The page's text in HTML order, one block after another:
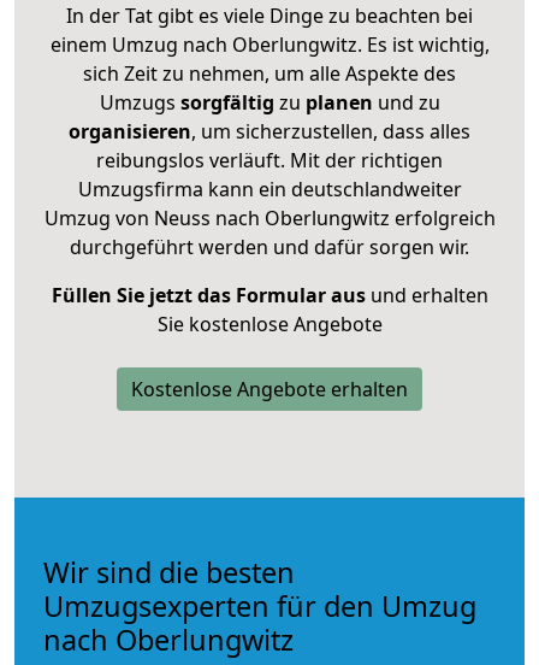
In der Tat gibt es viele Dinge zu beachten bei
einem Umzug nach Oberlungwitz. Es ist wichtig,
sich Zeit zu nehmen, um alle Aspekte des
Umzugs sorgfältig zu planen und zu
organisieren, um sicherzustellen, dass alles
reibungslos verläuft. Mit der richtigen
Umzugsfirma kann ein deutschlandweiter
Umzug von Neuss nach Oberlungwitz erfolgreich
durchgeführt werden und dafür sorgen wir.
Füllen Sie jetzt das Formular ausund erhalten
Sie kostenlose Angebote
Kostenlose Angebote erhalten
Wir sind die besten
Umzugsexperten für den Umzug
nach Oberlungwitz